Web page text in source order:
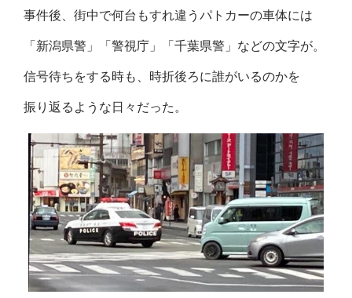
事件後、街中で何台もすれ違うパトカーの車体には
「新潟県警」「警視庁」「千葉県警」などの文字が。
信号待ちをする時も、時折後ろに誰がいるのかを
振り返るような日々だった。